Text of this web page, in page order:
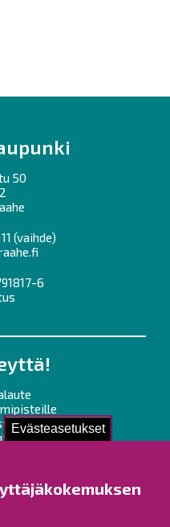
Evästeasetukset
50
(vaihde)
6